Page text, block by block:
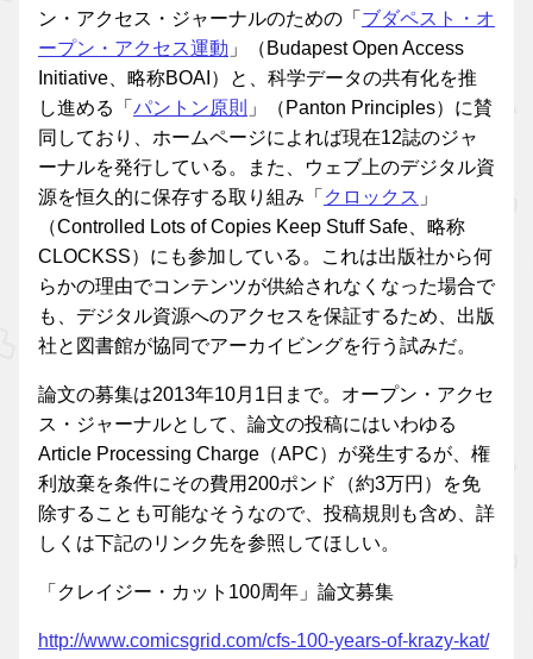
ン・アクセス・ジャーナルのための「 ブダペスト・オ
ープン・アクセス運動 」（Budapest Open Access
Initiative、略称BOAI）と、科学データの共有化を推
し進める「 パントン原則 」（Panton Principles）に賛
同しており、ホームページによれば現在12誌のジャ
ーナルを発行している。また、ウェブ上のデジタル資
源を恒久的に保存する取り組み「 クロックス 」
（Controlled Lots of Copies Keep Stuff Safe、略称
CLOCKSS）にも参加している。これは出版社から何
らかの理由でコンテンツが供給されなくなった場合で
も、デジタル資源へのアクセスを保証するため、出版
社と図書館が協同でアーカイビングを行う試みだ。
論文の募集は2013年10月1日まで。オープン・アクセ
ス・ジャーナルとして、論文の投稿にはいわゆる
Article Processing Charge（APC）が発生するが、権
利放棄を条件にその費用200ポンド（約3万円）を免
除することも可能なそうなので、投稿規則も含め、詳
しくは下記のリンク先を参照してほしい。
「クレイジー・カット100周年」論文募集
http://www.comicsgrid.com/cfs-100-years-of-krazy-kat/